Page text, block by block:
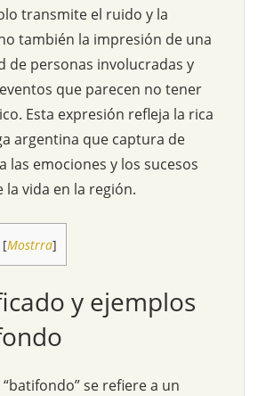
transmite el ruido y la
también la impresión de una
de personas involucradas y
que parecen no tener
Esta expresión refleja la rica
argentina que captura de
las emociones y los sucesos
la vida en la región.
[Mostrra]
y ejemplos
se refiere a un